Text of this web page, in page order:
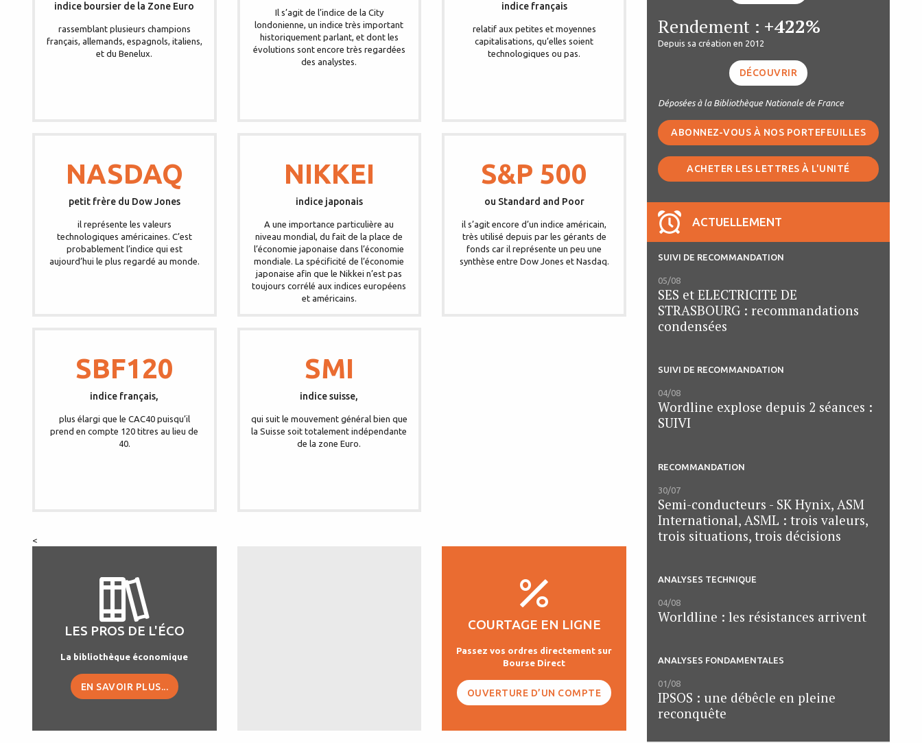
indice boursier de la Zone Euro
rassemblant plusieurs champions
français, allemands, espagnols, italiens,
et du Benelux.
Il s’agit de l’indice de la City
londonienne, un indice très important
historiquement parlant, et dont les
évolutions sont encore très regardées
des analystes.
indice français
relatif aux petites et moyennes
capitalisations, qu’elles soient
technologiques ou pas.
NASDAQ
petit frère du Dow Jones
il représente les valeurs
technologiques américaines. C’est
probablement l’indice qui est
aujourd’hui le plus regardé au monde.
NIKKEI
indice japonais
A une importance particulière au
niveau mondial, du fait de la place de
l’économie japonaise dans l’économie
mondiale. La spécificité de l’économie
japonaise afin que le Nikkei n’est pas
toujours corrélé aux indices européens
et américains.
S&P 500
ou Standard and Poor
il s’agit encore d’un indice américain,
très utilisé depuis par les gérants de
fonds car il représente un peu une
synthèse entre Dow Jones et Nasdaq.
SBF120
indice français,
plus élargi que le CAC40 puisqu’il
prend en compte 120 titres au lieu de
40.
SMI
indice suisse,
qui suit le mouvement général bien que
la Suisse soit totalement indépendante
de la zone Euro.
<
LES PROS DE L'ÉCO
La bibliothèque économique
EN SAVOIR PLUS...
COURTAGE EN LIGNE
Passez vos ordres directement sur
Bourse Direct
OUVERTURE D’UN COMPTE
Rendement : +422%
Depuis sa création en 2012
DÉCOUVRIR
Déposées à la Bibliothèque Nationale de France
ABONNEZ-VOUS À NOS PORTEFEUILLES
ACHETER LES LETTRES À L'UNITÉ
ACTUELLEMENT
SUIVI DE RECOMMANDATION
05/08
SES et ELECTRICITE DE
STRASBOURG : recommandations
condensées
SUIVI DE RECOMMANDATION
04/08
Wordline explose depuis 2 séances :
SUIVI
RECOMMANDATION
30/07
Semi-conducteurs - SK Hynix, ASM
International, ASML : trois valeurs,
trois situations, trois décisions
ANALYSES TECHNIQUE
04/08
Worldline : les résistances arrivent
ANALYSES FONDAMENTALES
01/08
IPSOS : une débêcle en pleine
reconquête